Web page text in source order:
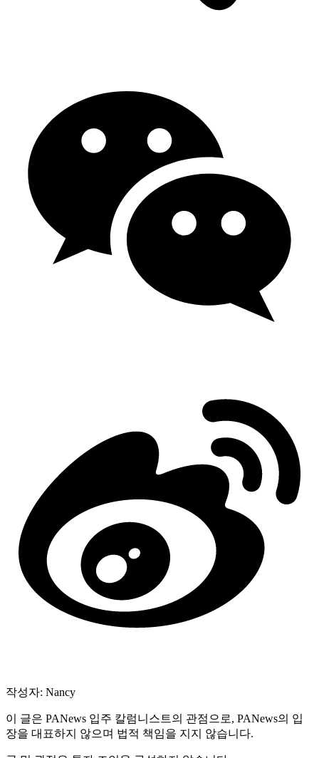
작성자: Nancy
이 글은 PANews 입주 칼럼니스트의 관점으로, PANews의 입
장을 대표하지 않으며 법적 책임을 지지 않습니다.